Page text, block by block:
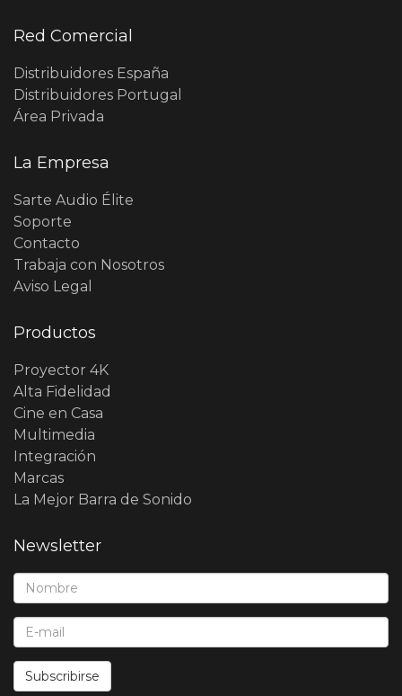
Red Comercial
Distribuidores España
Distribuidores Portugal
Área Privada
La Empresa
Sarte Audio Élite
Soporte
Contacto
Trabaja con Nosotros
Aviso Legal
Productos
Proyector 4K
Alta Fidelidad
Cine en Casa
Multimedia
Integración
Marcas
La Mejor Barra de Sonido
Newsletter
Nombre*:
E-Mail*:
Subscribirse